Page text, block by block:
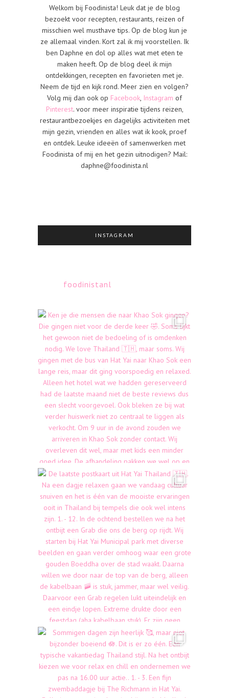
Welkom bij Foodinista! Leuk dat je de blog
bezoekt voor recepten, restaurants, reizen of
misschien wel musthave tips. Op de blog kun je
ze allemaal vinden. Kort zal ik mij voorstellen. Ik
ben Daphne en dol op alles wat met eten te
maken heeft. Op de blog deel ik mijn
ontdekkingen, recepten en favorieten met je.
Neem de tijd en kijk rond. Meer zien en volgen?
Volg mij dan ook op Facebook, Instagram of
Pinterest. voor meer inspiratie tijdens reizen,
restaurantbezoekjes en dagelijks activiteiten met
mijn gezin, vrienden en alles wat ik kook, proef
en ontdek. Leuke ideeën of samenwerken met
Foodinista of mij en het gezin uitnodigen? Mail:
daphne@foodinista.nl
INSTAGRAM
foodinistanl